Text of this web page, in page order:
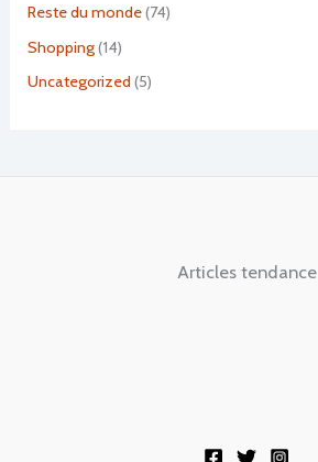
Reste du monde(74)
Shopping(14)
Uncategorized (5)
Articles tendance